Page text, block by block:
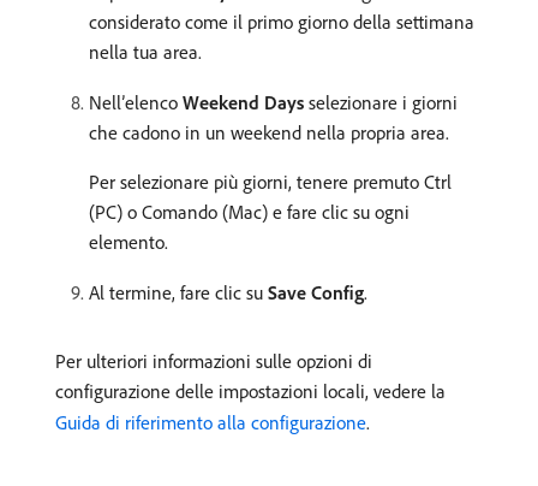
considerato come il primo giorno della settimana
nella tua area.
Nell’elenco Weekend Days selezionare i giorni
che cadono in un weekend nella propria area.
Per selezionare più giorni, tenere premuto Ctrl
(PC) o Comando (Mac) e fare clic su ogni
elemento.
Al termine, fare clic su Save Config.
Per ulteriori informazioni sulle opzioni di
configurazione delle impostazioni locali, vedere la
Guida di riferimento alla configurazione.